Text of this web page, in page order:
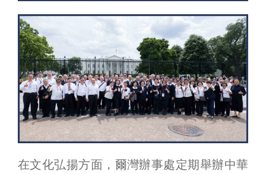
在文化弘揚方面，爾灣辦事處定期舉辦中華